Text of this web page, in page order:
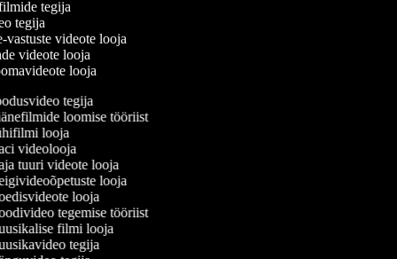
tegija
tegija
vastuste videote looja
videote looja
looja
tegija
loomise tööriist
looja
videolooja
tuuri videote looja
looja
looja
tegemise tööriist
filmi looja
tegija